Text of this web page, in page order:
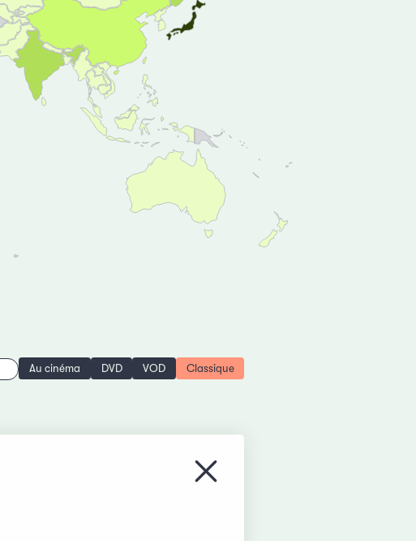
Au cinéma DVD VOD Classique
Fermer le menu